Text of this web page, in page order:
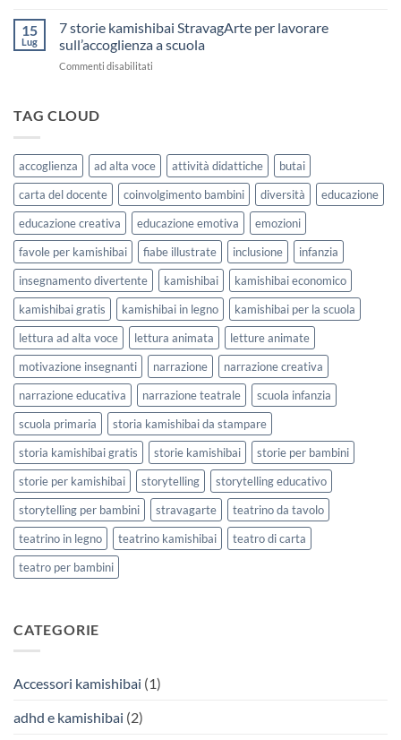
sceglierle
Kamishibai
sull’Accoglienza:
Settembre
2026
15
Lug
7 storie kamishibai StravagArte per lavorare
sull’accoglienza a scuola
Commenti disabilitati
lavorare
sull’accoglienza
a
scuola
TAG CLOUD
accoglienza ad alta voce attività didattiche
butai
carta del docente
coinvolgimento bambini diversità
educazione
educazione creativa
educazione emotiva
emozioni
favole per kamishibai
fiabe illustrate inclusione
infanzia
insegnamento divertente
kamishibai
kamishibai economico
kamishibai gratis
kamishibai in legno
kamishibai per la scuola
lettura ad alta voce
lettura animata
letture animate
motivazione insegnanti
narrazione
narrazione creativa
narrazione educativa
narrazione teatrale
scuola infanzia
scuola primaria
storia kamishibai da stampare
storia kamishibai gratis
storie kamishibai
storie per bambini
storie per kamishibai
storytelling
storytelling educativo
storytelling per bambini
stravagarte
teatrino da tavolo
teatrino in legno
teatrino kamishibai
teatro di carta
teatro per bambini
CATEGORIE
Accessori kamishibai (1)
adhd e kamishibai (2)